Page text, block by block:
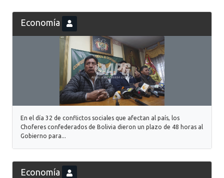
Economía
En el día 32 de conflictos sociales que afectan al país, los
Choferes confederados de Bolivia dieron un plazo de 48 horas al
Gobierno para...
Economía